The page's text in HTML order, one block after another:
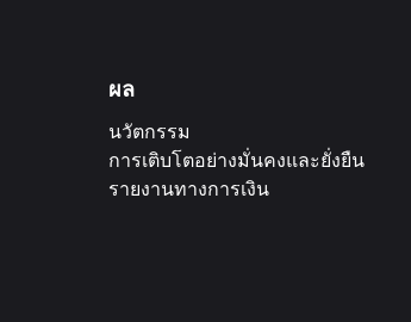
ผล
นวัตกรรม
การเติบโตอย่างมั่นคงและยั่งยืน
รายงานทางการเงิน